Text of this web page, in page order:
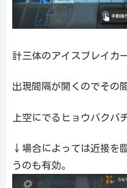
計三体のアイスブレイカ
出現間隔が開くのでその
上空にでるヒョウバクバ
↓場合によっては近接を
うのも有効。